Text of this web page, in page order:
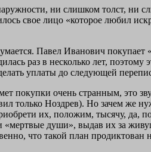
ни слишком толст, ни
свое лицо «которое любил
Павел Иванович
раз в несколько лет, поэтому
уплаты до следующей
покупки очень странным, это
только Ноздрев). Но зачем же
их, положим, тысячу, да,
души», выдав их за
что такой план продиктован